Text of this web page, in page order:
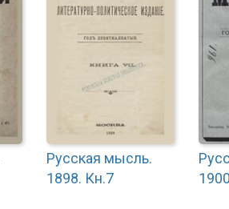
Русская мысль.
1898. Кн.7